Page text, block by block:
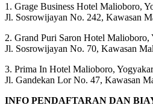
1. Grage Business Hotel Malioboro,
Jl. Sosrowijayan No. 242, Kawasan
2. Grand Puri Saron Hotel Malioboro,
Jl. Sosrowijayan No. 70, Kawasan
3. Prima In Hotel Malioboro,
Jl. Gandekan Lor No. 47, Kawasan
INFO PENDAFTARAN DAN